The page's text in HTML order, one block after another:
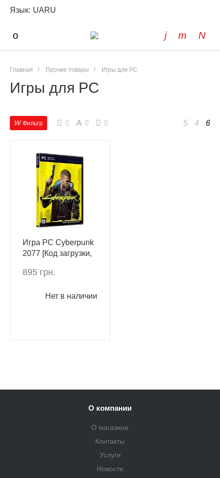
Язык: UARU
Главная / Прочие товары / Игры для PC
Игры для PC
A
Игра PC Cyberpunk
2077 [Код загрузки,
895 грн.
Нет в наличии
О компании
О магазине
Контакты
Услуги
Новости